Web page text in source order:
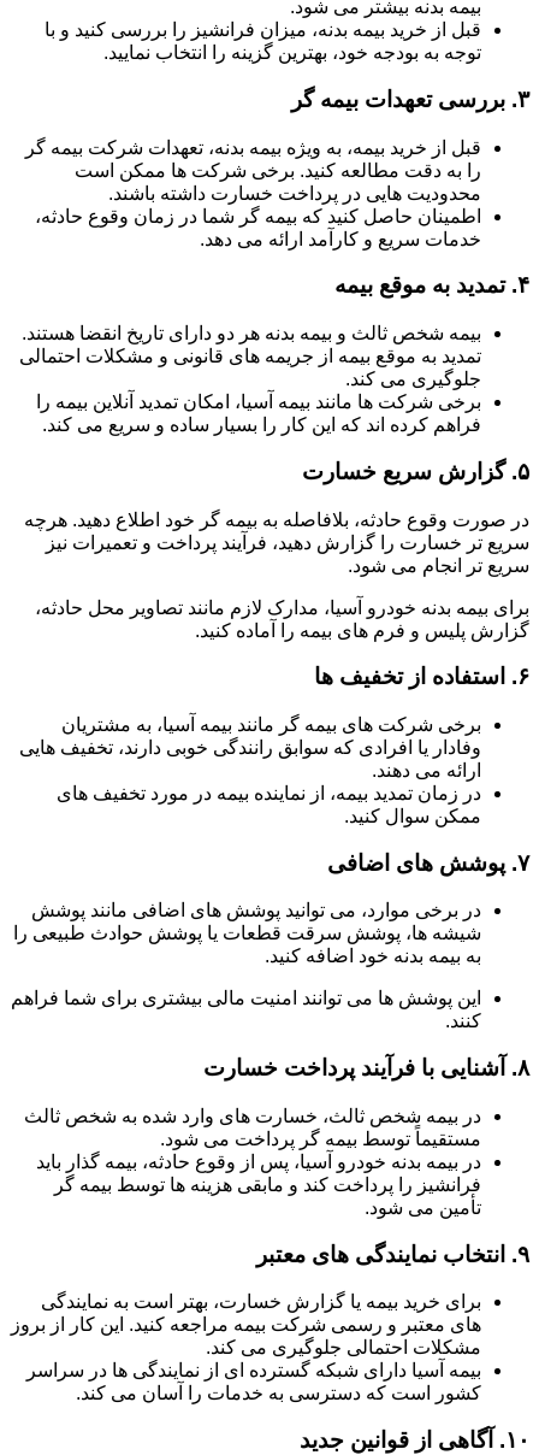
بیمه بدنه بیشتر می شود.
قبل از خرید بیمه بدنه، میزان فرانشیز را بررسی کنید و با
توجه به بودجه خود، بهترین گزینه را انتخاب نمایید.
۳. بررسی تعهدات بیمه گر
قبل از خرید بیمه، به ویژه بیمه بدنه، تعهدات شرکت بیمه گر
را به دقت مطالعه کنید. برخی شرکت ها ممکن است
محدودیت هایی در پرداخت خسارت داشته باشند.
اطمینان حاصل کنید که بیمه گر شما در زمان وقوع حادثه،
خدمات سریع و کارآمد ارائه می دهد.
۴. تمدید به موقع بیمه
بیمه شخص ثالث و بیمه بدنه هر دو دارای تاریخ انقضا هستند.
تمدید به موقع بیمه از جریمه های قانونی و مشکلات احتمالی
جلوگیری می کند.
برخی شرکت ها مانند بیمه آسیا، امکان تمدید آنلاین بیمه را
فراهم کرده اند که این کار را بسیار ساده و سریع می کند.
۵. گزارش سریع خسارت
در صورت وقوع حادثه، بلافاصله به بیمه گر خود اطلاع دهید. هرچه
سریع تر خسارت را گزارش دهید، فرآیند پرداخت و تعمیرات نیز
سریع تر انجام می شود.
برای بیمه بدنه خودرو آسیا، مدارک لازم مانند تصاویر محل حادثه،
گزارش پلیس و فرم های بیمه را آماده کنید.
۶. استفاده از تخفیف ها
برخی شرکت های بیمه گر مانند بیمه آسیا، به مشتریان
وفادار یا افرادی که سوابق رانندگی خوبی دارند، تخفیف هایی
ارائه می دهند.
در زمان تمدید بیمه، از نماینده بیمه در مورد تخفیف های
ممکن سوال کنید.
۷. پوشش های اضافی
در برخی موارد، می توانید پوشش های اضافی مانند پوشش
شیشه ها، پوشش سرقت قطعات یا پوشش حوادث طبیعی را
به بیمه بدنه خود اضافه کنید.
این پوشش ها می توانند امنیت مالی بیشتری برای شما فراهم
کنند.
۸. آشنایی با فرآیند پرداخت خسارت
در بیمه شخص ثالث، خسارت های وارد شده به شخص ثالث
مستقیماً توسط بیمه گر پرداخت می شود.
در بیمه بدنه خودرو آسیا، پس از وقوع حادثه، بیمه گذار باید
فرانشیز را پرداخت کند و مابقی هزینه ها توسط بیمه گر
تأمین می شود.
۹. انتخاب نمایندگی های معتبر
برای خرید بیمه یا گزارش خسارت، بهتر است به نمایندگی
های معتبر و رسمی شرکت بیمه مراجعه کنید. این کار از بروز
مشکلات احتمالی جلوگیری می کند.
بیمه آسیا دارای شبکه گسترده ای از نمایندگی ها در سراسر
کشور است که دسترسی به خدمات را آسان می کند.
۱۰. آگاهی از قوانین جدید